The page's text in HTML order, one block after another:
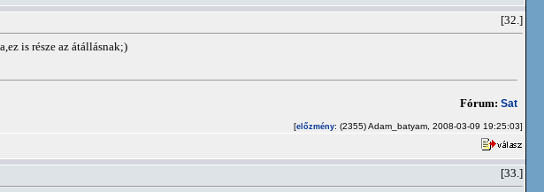
[32.]
is része az átállásnak;)
Fórum: Sat
[előzmény: (2355) Adam_batyam, 2008-03-09 19:25:03]
[33.]